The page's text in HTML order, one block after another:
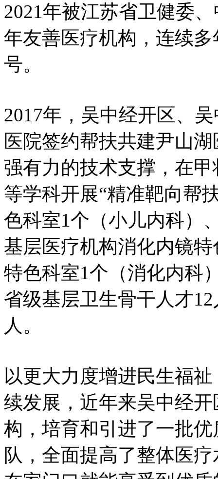
2021年被江苏省卫健委
年友善医疗机构，连续
号。
2017年，吴中经开区、
医院签约帮扶共建尹山
强有力的技术支撑，在
等学科开展“精准靶向帮
色科室1个（小儿内科）
基层医疗机构消化内镜
特色科室1个（消化内科
省级基层卫生骨干人才
人。
以更大力度增进民生福
续发展，近年来吴中经
构，培育和引进了一批
队，全面提高了整体医